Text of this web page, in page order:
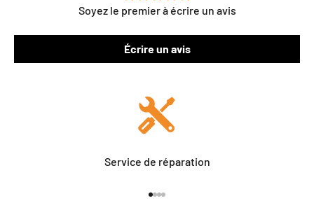
Soyez le premier à écrire un avis
Écrire un avis
Service de réparation